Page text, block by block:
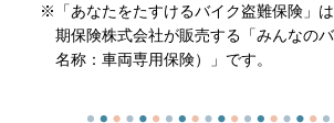
※「あなたをたすけるバイク盗難保険」
期保険株式会社が販売する「みんなの
名称：車両専用保険）」です。